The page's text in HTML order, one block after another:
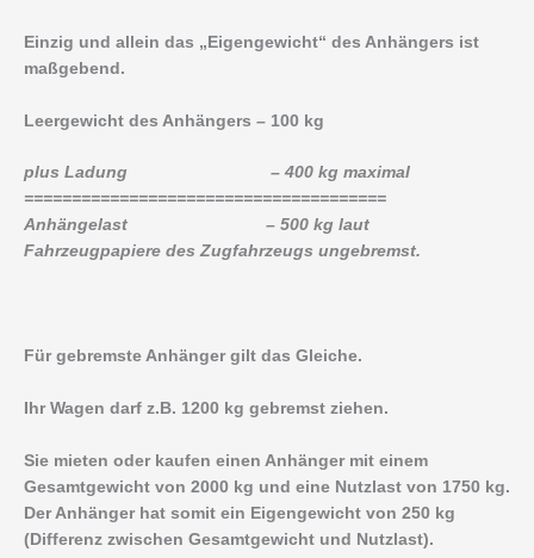
Einzig und allein das „Eigengewicht“ des Anhängers ist
maßgebend.
Leergewicht des Anhängers – 100 kg
plus Ladung – 400 kg maximal
======================================
Anhängelast – 500 kg laut
Fahrzeugpapiere des Zugfahrzeugs ungebremst.
Für gebremste Anhänger gilt das Gleiche.
Ihr Wagen darf z.B. 1200 kg gebremst ziehen.
Sie mieten oder kaufen einen Anhänger mit einem
Gesamtgewicht von 2000 kg und eine Nutzlast von 1750 kg.
Der Anhänger hat somit ein Eigengewicht von 250 kg
(Differenz zwischen Gesamtgewicht und Nutzlast).